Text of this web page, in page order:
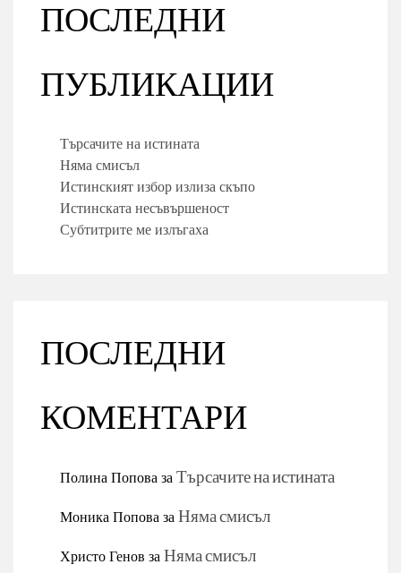
ПОСЛЕДНИ
ПУБЛИКАЦИИ
Търсачите на истината
Няма смисъл
Истинският избор излиза скъпо
Истинската несъвършеност
Субтитрите ме излъгаха
ПОСЛЕДНИ
КОМЕНТАРИ
Полина ПоповазаТърсачите на истината
Моника ПоповазаНяма смисъл
Христо ГеновзаНяма смисъл